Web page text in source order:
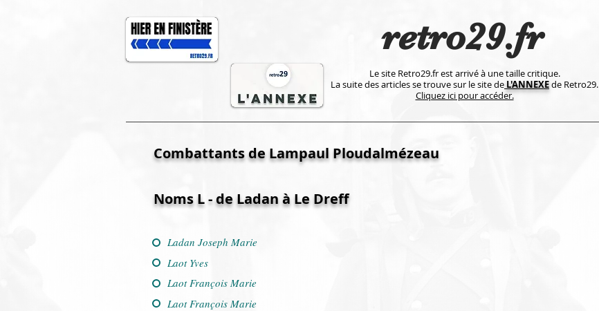
retro29.fr
Le site Retro29.fr est arrivé à une taille critique.
La suite des articles se trouve sur le site deL'ANNEXEde Retro29.
Cliquez ici pour accéder.
Combattants de Lampaul Ploudalmézeau
Noms L - de Ladan à Le Dreff
Ladan Joseph Marie
Laot Yves
Laot François Marie
Laot François Marie